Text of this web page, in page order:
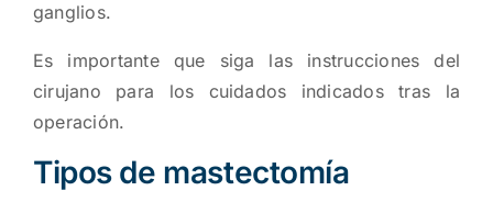
ganglios.
Es importante que siga las instrucciones del
cirujano para los cuidados indicados tras la
operación.
Tipos de mastectomía